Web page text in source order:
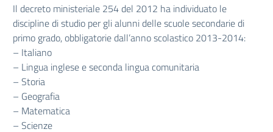
Il decreto ministeriale 254 del 2012 ha individuato le
discipline di studio per gli alunni delle scuole secondarie di
primo grado, obbligatorie dall’anno scolastico 2013-2014:
– Italiano
– Lingua inglese e seconda lingua comunitaria
– Storia
– Geografia
– Matematica
– Scienze